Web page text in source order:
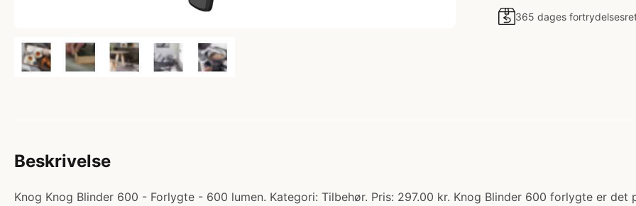
365 dages
Beskrivelse
Knog Knog Blinder 600 - Forlygte - 600 lumen. Kategori: Tilbehør. Pris: 297.00 kr. Knog Blinder 600 forlygte er